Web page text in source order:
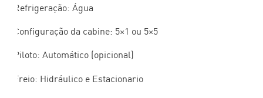
– Refrigeração: Água
– Configuração da cabine: 5×1 ou 5×5
– Piloto: Automático (opicional)
– Freio: Hidráulico e Estacionario